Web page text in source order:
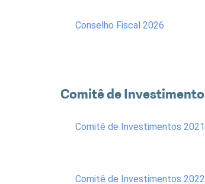
Conselho Fiscal 2026
Comitê de Investimento
Comitê de Investimentos 2021
Comitê de Investimentos 2022